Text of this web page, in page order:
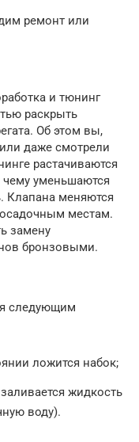
ремонт или
и тюнинг
раскрыть
Об этом вы,
даже смотрели
растачиваются
чему уменьшаются
Клапана меняются
местам.
замену
бронзовыми.
следующим
ложится набок;
жидкость
воду).